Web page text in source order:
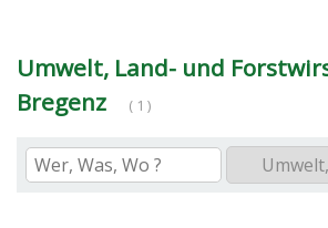
Umwelt, Land- und
Bregenz
( 1 )